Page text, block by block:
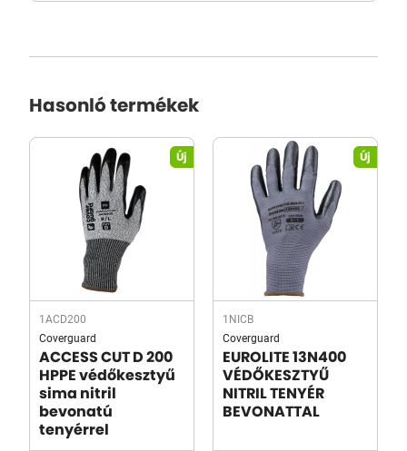
Hasonló termékek
Új
1ACD200
Coverguard
ACCESS CUT D 200
HPPE védőkesztyű
sima nitril
bevonatú
tenyérrel
Új
1NICB
Coverguard
EUROLITE 13N400
VÉDŐKESZTYŰ
NITRIL TENYÉR
BEVONATTAL